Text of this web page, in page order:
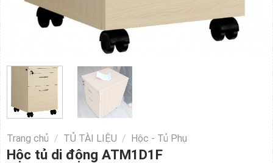
Trang chủ / TỦ TÀI LIỆU / Hộc - Tủ Phụ
Hộc tủ di động ATM1D1F